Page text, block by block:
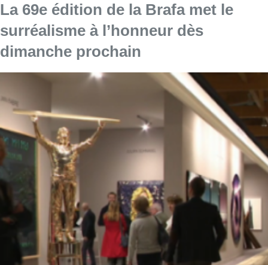
La 69e édition de la Brafa met le
surréalisme à l’honneur dès
dimanche prochain